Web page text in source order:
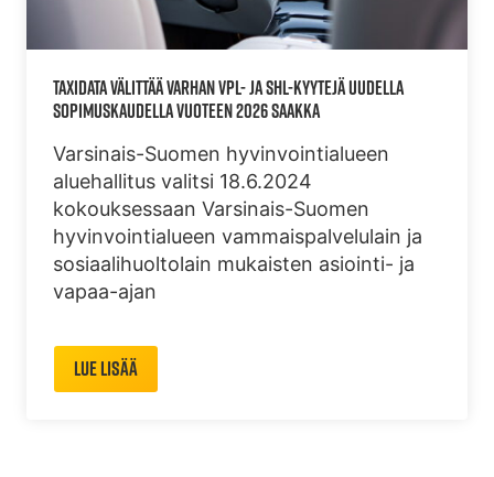
TAXIDATA VÄLITTÄÄ VARHAN VPL- JA SHL-KYYTEJÄ UUDELLA
SOPIMUSKAUDELLA VUOTEEN 2026 SAAKKA
Varsinais-Suomen hyvinvointialueen
aluehallitus valitsi 18.6.2024
kokouksessaan Varsinais-Suomen
hyvinvointialueen vammaispalvelulain ja
sosiaalihuoltolain mukaisten asiointi- ja
vapaa-ajan
Lue lisää